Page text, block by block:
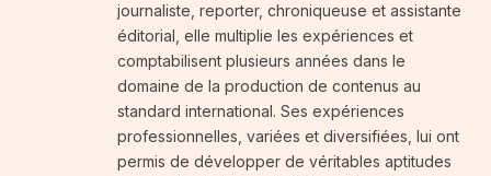
journaliste, reporter, chroniqueuse et assistante
éditorial, elle multiplie les expériences et
comptabilisent plusieurs années dans le
domaine de la production de contenus au
standard international. Ses expériences
professionnelles, variées et diversifiées, lui ont
permis de développer de véritables aptitudes